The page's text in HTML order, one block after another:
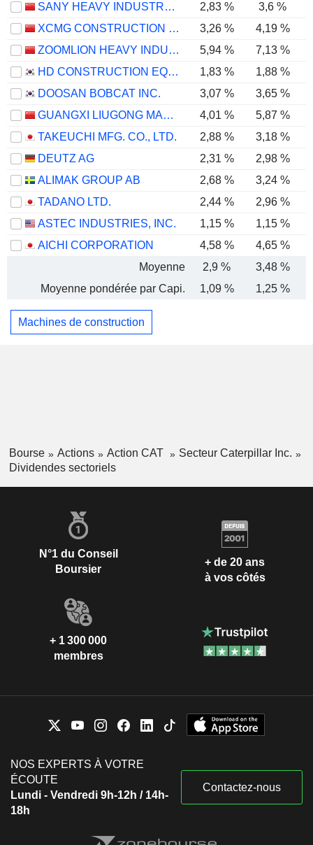
SANY HEAVY INDUSTRY CO.,LTD
2,83 % 3,6 %
XCMG CONSTRUCTION MACHINERY CO., LTD.
3,26 % 4,19 %
ZOOMLION HEAVY INDUSTRY SCIENCE AND TECHNOLOGY CO., LTD.
5,94 % 7,13 %
HD CONSTRUCTION EQUIPMENT CO., LTD.
1,83 % 1,88 %
DOOSAN BOBCAT INC.
3,07 % 3,65 %
GUANGXI LIUGONG MACHINERY CO., LTD.
4,01 %
5,87 %
TAKEUCHI MFG. CO., LTD.
2,88 % 3,18 %
DEUTZ AG
2,31 % 2,98 %
ALIMAK GROUP AB
2,68 % 3,24 %
TADANO LTD.
2,44 % 2,96 %
ASTEC INDUSTRIES, INC.
1,15 % 1,15 %
AICHI CORPORATION
4,58 % 4,65 %
Moyenne
2,9 % 3,48 %
Moyenne pondérée par Capi.
1,09 % 1,25 %
Machines de construction
Bourse Actions Action CAT
Secteur Caterpillar Inc.
Dividendes sectoriels
N°1 du Conseil
Boursier
+ de 20 ans
à vos côtés
+ 1 300 000
membres
NOS EXPERTS À VOTRE
ÉCOUTE
Lundi - Vendredi 9h-12h / 14h-
18h
Contactez-nous